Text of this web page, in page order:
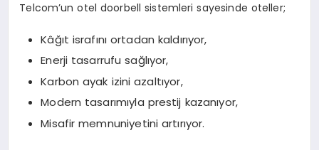
Telcom’un otel doorbell sistemleri sayesinde oteller;
Kâğıt israfını ortadan kaldırıyor,
Enerji tasarrufu sağlıyor,
Karbon ayak izini azaltıyor,
Modern tasarımıyla prestij kazanıyor,
Misafir memnuniyetini artırıyor.